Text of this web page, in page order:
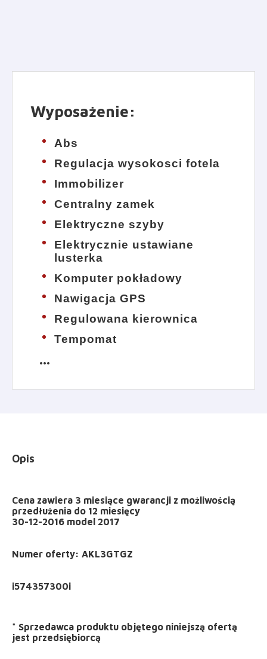
Wyposażenie:
Abs
Regulacja wysokosci fotela
Immobilizer
Centralny zamek
Elektryczne szyby
Elektrycznie ustawiane
lusterka
Komputer pokładowy
Nawigacja GPS
Regulowana kierownica
Tempomat
more_horiz
Opis
Cena zawiera 3 miesiące gwarancji z możliwością
przedłużenia do 12 miesięcy
30-12-2016 model 2017
Numer oferty: AKL3GTGZ
* Sprzedawca produktu objętego niniejszą ofertą
jest przedsiębiorcą